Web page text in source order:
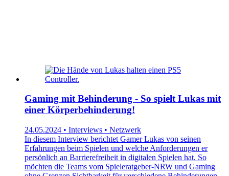
Gaming mit Behinderung - So spielt Lukas mit
einer Körperbehinderung!
24.05.2024 • Interviews • Netzwerk
In diesem Interview berichtet Gamer Lukas von seinen
Erfahrungen beim Spielen und welche Anforderungen er
persönlich an Barrierefreiheit in digitalen Spielen hat. So
möchten die Teams vom Spieleratgeber-NRW und Gaming